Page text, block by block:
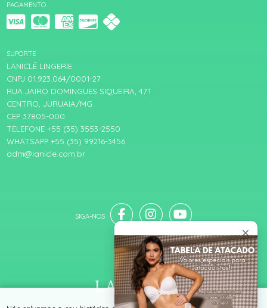
PAGAMENTO
SUPORTE
LANICLÊ LINGERIE
CNPJ 01.923.064/0001-27
RUA JAIRO DOMINGUES SIQUEIRA, 471
CENTRO, JURUAIA/MG
CEP 37805-000
TELEFONE +55 (35) 3553-2550
WHATSAPP +55 (35) 99216-3456
adm@lanicle.com.br
® TODOS DIREITOS RESERVADOS